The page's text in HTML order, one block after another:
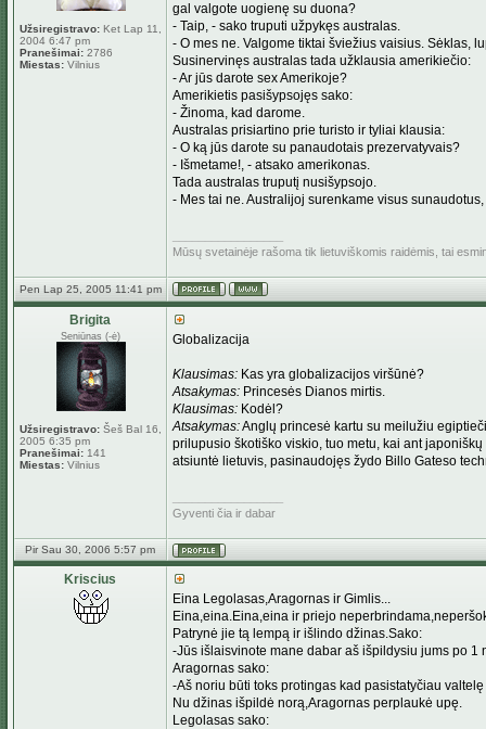
Užsiregistravo: Ket Lap 11,
2004 6:47 pm
Pranešimai: 2786
Miestas: Vilnius
gal valgote uogienę su duona?
- Taip, - sako truputi užpykęs australas.
- O mes ne. Valgome tiktai šviežius vaisius. Sėklas,
Susinervinęs australas tada užklausia amerikiečio:
- Ar jūs darote sex Amerikoje?
Amerikietis pasišypsojęs sako:
- Žinoma, kad darome.
Australas prisiartino prie turisto ir tyliai klausia:
- O ką jūs darote su panaudotais prezervatyvais?
- Išmetame!, - atsako amerikonas.
Tada australas truputį nusišypsojo.
- Mes tai ne. Australijoj surenkame visus
Mūsų svetainėje rašoma tik lietuviškomis raidėmis, tai
Pen Lap 25, 2005 11:41 pm
Brigita
Seniūnas (-ė)
Užsiregistravo: Šeš Bal 16,
2005 6:35 pm
Pranešimai: 141
Miestas: Vilnius
Globalizacija
Klausimas: Kas yra globalizacijos viršūnė?
Atsakymas: Princesės Dianos mirtis.
Klausimas: Kodėl?
Atsakymas:Anglų princesė kartu su meilužiu
prilupusio škotiško viskio, tuo metu, kai ant
atsiuntė lietuvis, pasinaudojęs žydo Billo Gateso
Gyventi čia ir dabar
Pir Sau 30, 2006 5:57 pm
Kriscius
Eina Legolasas,Aragornas ir Gimlis...
Eina,eina.Eina,eina ir priejo
Patrynė jie tą lempą ir išlindo džinas.Sako:
-Jūs išlaisvinote mane dabar aš išpildysiu jums po 1
Aragornas sako:
-Aš noriu būti toks protingas kad pasistatyčiau
Nu džinas išpildė norą,Aragornas perplaukė upę.
Legolasas sako: